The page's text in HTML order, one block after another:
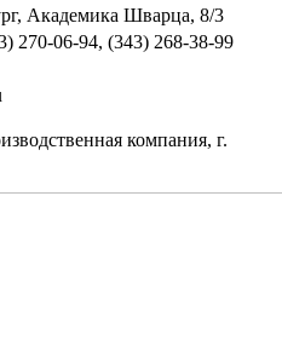
Академика Шварца, 8/3
270-06-94, (343) 268-38-99
компания, г.